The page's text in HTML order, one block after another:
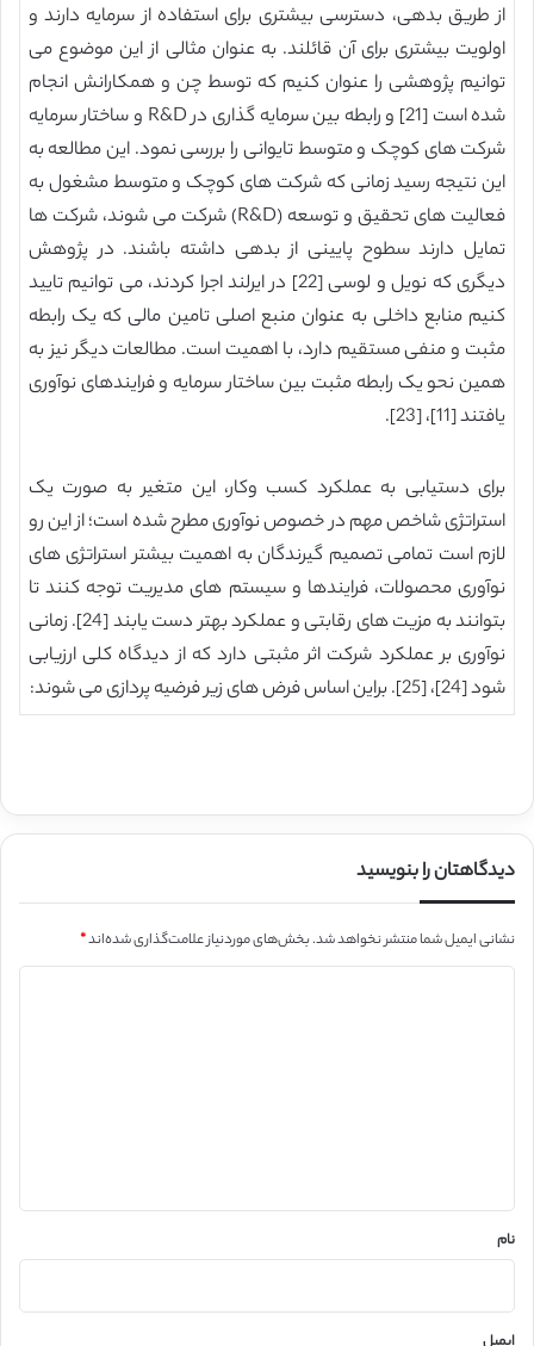
از طریق بدهی، دسترسی بیشتری برای استفاده از سرمایه دارند و
اولویت بیشتری برای آن قائلند. به عنوان مثالی از این موضوع می
توانیم پژوهشی را عنوان کنیم که توسط چن و همکارانش انجام
شده است [21] و رابطه بین سرمایه گذاری در R&D و ساختار سرمایه
شرکت های کوچک و متوسط تایوانی را بررسی نمود. این مطالعه به
این نتیجه رسید زمانی که شرکت های کوچک و متوسط مشغول به
فعالیت های تحقیق و توسعه (R&D) شرکت می شوند، شرکت ها
تمایل دارند سطوح پایینی از بدهی داشته باشند. در پژوهش
دیگری که نویل و لوسی [22] در ایرلند اجرا کردند، می توانیم تایید
کنیم منابع داخلی به عنوان منبع اصلی تامین مالی که یک رابطه
مثبت و منفی مستقیم دارد، با اهمیت است. مطالعات دیگر نیز به
همین نحو یک رابطه مثبت بین ساختار سرمایه و فرایندهای نوآوری
یافتند [11]، [23].
برای دستیابی به عملکرد کسب وکار، این متغیر به صورت یک
استراتژی شاخص مهم در خصوص نوآوری مطرح شده است؛ از این رو
لازم است تمامی تصمیم گیرندگان به اهمیت بیشتر استراتژی های
نوآوری محصولات، فرایندها و سیستم های مدیریت توجه کنند تا
بتوانند به مزیت های رقابتی و عملکرد بهتر دست یابند [‏24]‏. زمانی
نوآوری بر عملکرد شرکت اثر مثبتی دارد که از دیدگاه کلی ارزیابی
شود [24]، [25]. براین اساس فرض های زیر فرضیه پردازی می شوند:
دیدگاهتان را بنویسید
نشانی ایمیل شما منتشر نخواهد شد.بخش‌های موردنیاز علامت‌گذاری شده‌اند*
نام